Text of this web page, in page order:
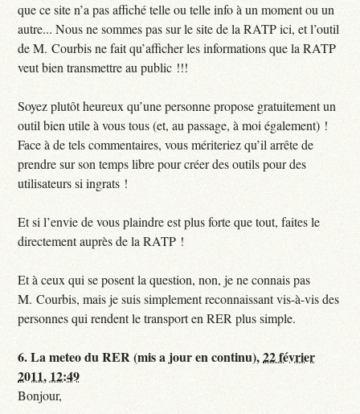
que ce site n’a pas affiché telle ou telle info à un moment ou un
autre... Nous ne sommes pas sur le site de la RATP ici, et l’outil
de M. Courbis ne fait qu’afficher les informations que la RATP
veut bien transmettre au public !!!
Soyez plutôt heureux qu’une personne propose gratuitement un
outil bien utile à vous tous (et, au passage, à moi également) !
Face à de tels commentaires, vous mériteriez qu’il arrête de
prendre sur son temps libre pour créer des outils pour des
utilisateurs si ingrats !
Et si l’envie de vous plaindre est plus forte que tout, faites le
directement auprès de la RATP !
Et à ceux qui se posent la question, non, je ne connais pas
M. Courbis, mais je suis simplement reconnaissant vis-à-vis des
personnes qui rendent le transport en RER plus simple.
6.La meteo du RER (mis a jour en continu),22 février
2011, 12:49
Bonjour,